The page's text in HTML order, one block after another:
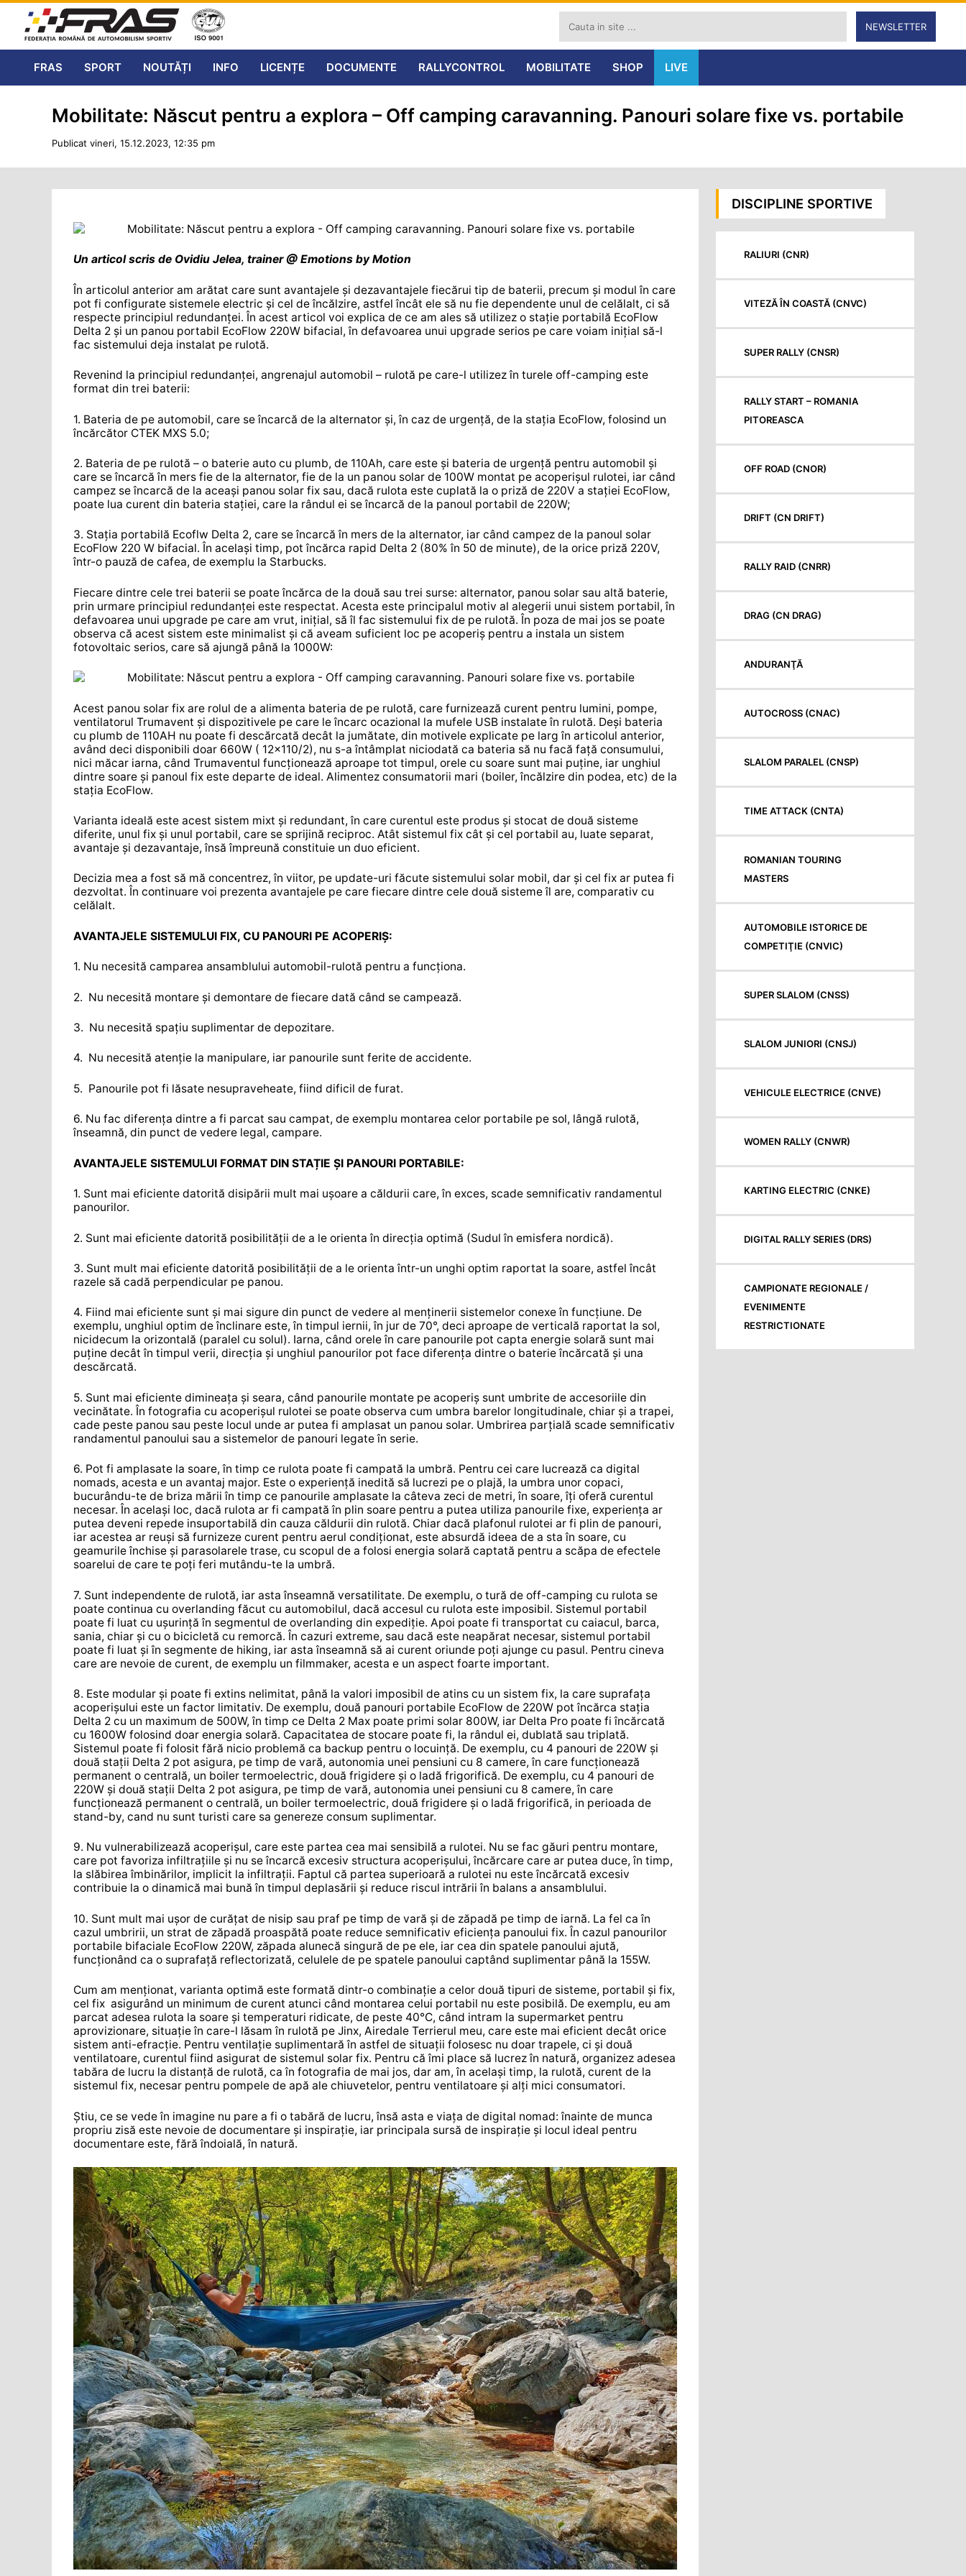
NEWSLETTER
FRAS SPORT NOUTĂȚI INFO LICENȚE DOCUMENTE RALLYCONTROL MOBILITATE SHOP LIVE
Mobilitate: Născut pentru a explora – Off camping caravanning. Panouri solare fixe vs. portabile
Publicat vineri, 15.12.2023, 12:35 pm
Un articol scris de Ovidiu Jelea, trainer @ Emotions by Motion
În articolul anterior am arătat care sunt avantajele și dezavantajele fiecărui tip de baterii, precum și modul în care
pot fi configurate sistemele electric și cel de încălzire, astfel încât ele să nu fie dependente unul de celălalt, ci să
respecte principiul redundanței. În acest articol voi explica de ce am ales să utilizez o stație portabilă EcoFlow
Delta 2 și un panou portabil EcoFlow 220W bifacial, în defavoarea unui upgrade serios pe care voiam inițial să-l
fac sistemului deja instalat pe rulotă.
Revenind la principiul redundanței, angrenajul automobil – rulotă pe care-l utilizez în turele off-camping este
format din trei baterii:
1. Bateria de pe automobil, care se încarcă de la alternator și, în caz de urgență, de la stația EcoFlow, folosind un
încărcător CTEK MXS 5.0;
2. Bateria de pe rulotă – o baterie auto cu plumb, de 110Ah, care este și bateria de urgență pentru automobil și
care se încarcă în mers fie de la alternator, fie de la un panou solar de 100W montat pe acoperișul rulotei, iar când
campez se încarcă de la aceași panou solar fix sau, dacă rulota este cuplată la o priză de 220V a stației EcoFlow,
poate lua curent din bateria stației, care la rândul ei se încarcă de la panoul portabil de 220W;
3. Stația portabilă Ecoflw Delta 2, care se încarcă în mers de la alternator, iar când campez de la panoul solar
EcoFlow 220 W bifacial. În același timp, pot încărca rapid Delta 2 (80% în 50 de minute), de la orice priză 220V,
într-o pauză de cafea, de exemplu la Starbucks.
Fiecare dintre cele trei baterii se poate încărca de la două sau trei surse: alternator, panou solar sau altă baterie,
prin urmare principiul redundanței este respectat. Acesta este principalul motiv al alegerii unui sistem portabil, în
defavoarea unui upgrade pe care am vrut, inițial, să îl fac sistemului fix de pe rulotă. În poza de mai jos se poate
observa că acest sistem este minimalist și că aveam suficient loc pe acoperiș pentru a instala un sistem
fotovoltaic serios, care să ajungă până la 1000W:
Acest panou solar fix are rolul de a alimenta bateria de pe rulotă, care furnizează curent pentru lumini, pompe,
ventilatorul Trumavent și dispozitivele pe care le încarc ocazional la mufele USB instalate în rulotă. Deși bateria
cu plumb de 110AH nu poate fi descărcată decât la jumătate, din motivele explicate pe larg în articolul anterior,
având deci disponibili doar 660W ( 12×110/2), nu s-a întâmplat niciodată ca bateria să nu facă față consumului,
nici măcar iarna, când Trumaventul funcționează aproape tot timpul, orele cu soare sunt mai puține, iar unghiul
dintre soare și panoul fix este departe de ideal. Alimentez consumatorii mari (boiler, încălzire din podea, etc) de la
stația EcoFlow.
Varianta ideală este acest sistem mixt și redundant, în care curentul este produs și stocat de două sisteme
diferite, unul fix și unul portabil, care se sprijină reciproc. Atât sistemul fix cât și cel portabil au, luate separat,
avantaje și dezavantaje, însă împreună constituie un duo eficient.
Decizia mea a fost să mă concentrez, în viitor, pe update-uri făcute sistemului solar mobil, dar și cel fix ar putea fi
dezvoltat. În continuare voi prezenta avantajele pe care fiecare dintre cele două sisteme îl are, comparativ cu
celălalt.
AVANTAJELE SISTEMULUI FIX, CU PANOURI PE ACOPERIȘ:
1. Nu necesită camparea ansamblului automobil-rulotă pentru a funcționa.
2. Nu necesită montare și demontare de fiecare dată când se campează.
3. Nu necesită spațiu suplimentar de depozitare.
4. Nu necesită atenție la manipulare, iar panourile sunt ferite de accidente.
5. Panourile pot fi lăsate nesupraveheate, fiind dificil de furat.
6. Nu fac diferența dintre a fi parcat sau campat, de exemplu montarea celor portabile pe sol, lângă rulotă,
înseamnă, din punct de vedere legal, campare.
AVANTAJELE SISTEMULUI FORMAT DIN STAȚIE ȘI PANOURI PORTABILE:
1. Sunt mai eficiente datorită disipării mult mai ușoare a căldurii care, în exces, scade semnificativ randamentul
panourilor.
2. Sunt mai eficiente datorită posibilității de a le orienta în direcția optimă (Sudul în emisfera nordică).
3. Sunt mult mai eficiente datorită posibilității de a le orienta într-un unghi optim raportat la soare, astfel încât
razele să cadă perpendicular pe panou.
4. Fiind mai eficiente sunt și mai sigure din punct de vedere al menținerii sistemelor conexe în funcțiune. De
exemplu, unghiul optim de înclinare este, în timpul iernii, în jur de 70°, deci aproape de verticală raportat la sol,
nicidecum la orizontală (paralel cu solul). Iarna, când orele în care panourile pot capta energie solară sunt mai
puține decât în timpul verii, direcția și unghiul panourilor pot face diferența dintre o baterie încărcată și una
descărcată.
5. Sunt mai eficiente dimineața și seara, când panourile montate pe acoperiș sunt umbrite de accesoriile din
vecinătate. În fotografia cu acoperișul rulotei se poate observa cum umbra barelor longitudinale, chiar și a trapei,
cade peste panou sau peste locul unde ar putea fi amplasat un panou solar. Umbrirea parțială scade semnificativ
randamentul panoului sau a sistemelor de panouri legate în serie.
6. Pot fi amplasate la soare, în timp ce rulota poate fi campată la umbră. Pentru cei care lucrează ca digital
nomads, acesta e un avantaj major. Este o experiență inedită să lucrezi pe o plajă, la umbra unor copaci,
bucurându-te de briza mării în timp ce panourile amplasate la câteva zeci de metri, în soare, îți oferă curentul
necesar. În același loc, dacă rulota ar fi campată în plin soare pentru a putea utiliza panourile fixe, experiența ar
putea deveni repede insuportabilă din cauza căldurii din rulotă. Chiar dacă plafonul rulotei ar fi plin de panouri,
iar acestea ar reuși să furnizeze curent pentru aerul condiționat, este absurdă ideea de a sta în soare, cu
geamurile închise și parasolarele trase, cu scopul de a folosi energia solară captată pentru a scăpa de efectele
soarelui de care te poți feri mutându-te la umbră.
7. Sunt independente de rulotă, iar asta înseamnă versatilitate. De exemplu, o tură de off-camping cu rulota se
poate continua cu overlanding făcut cu automobilul, dacă accesul cu rulota este imposibil. Sistemul portabil
poate fi luat cu ușurință în segmentul de overlanding din expediție. Apoi poate fi transportat cu caiacul, barca,
sania, chiar și cu o bicicletă cu remorcă. În cazuri extreme, sau dacă este neapărat necesar, sistemul portabil
poate fi luat și în segmente de hiking, iar asta înseamnă să ai curent oriunde poți ajunge cu pasul. Pentru cineva
care are nevoie de curent, de exemplu un filmmaker, acesta e un aspect foarte important.
8. Este modular și poate fi extins nelimitat, până la valori imposibil de atins cu un sistem fix, la care suprafața
acoperișului este un factor limitativ. De exemplu, două panouri portabile EcoFlow de 220W pot încărca stația
Delta 2 cu un maximum de 500W, în timp ce Delta 2 Max poate primi solar 800W, iar Delta Pro poate fi încărcată
cu 1600W folosind doar energia solară. Capacitatea de stocare poate fi, la rândul ei, dublată sau triplată.
Sistemul poate fi folosit fără nicio problemă ca backup pentru o locuință. De exemplu, cu 4 panouri de 220W și
două stații Delta 2 pot asigura, pe timp de vară, autonomia unei pensiuni cu 8 camere, în care funcționează
permanent o centrală, un boiler termoelectric, două frigidere și o ladă frigorifică. De exemplu, cu 4 panouri de
220W și două stații Delta 2 pot asigura, pe timp de vară, autonomia unei pensiuni cu 8 camere, în care
funcționează permanent o centrală, un boiler termoelectric, două frigidere și o ladă frigorifică, in perioada de
stand-by, cand nu sunt turisti care sa genereze consum suplimentar.
9. Nu vulnerabilizează acoperișul, care este partea cea mai sensibilă a rulotei. Nu se fac găuri pentru montare,
care pot favoriza infiltrațiile și nu se încarcă excesiv structura acoperișului, încărcare care ar putea duce, în timp,
la slăbirea îmbinărilor, implicit la infiltrații. Faptul că partea superioară a rulotei nu este încărcată excesiv
contribuie la o dinamică mai bună în timpul deplasării și reduce riscul intrării în balans a ansamblului.
10. Sunt mult mai ușor de curățat de nisip sau praf pe timp de vară și de zăpadă pe timp de iarnă. La fel ca în
cazul umbririi, un strat de zăpadă proaspătă poate reduce semnificativ eficiența panoului fix. În cazul panourilor
portabile bifaciale EcoFlow 220W, zăpada alunecă singură de pe ele, iar cea din spatele panoului ajută,
funcționând ca o suprafață reflectorizată, celulele de pe spatele panoului captând suplimentar până la 155W.
Cum am menționat, varianta optimă este formată dintr-o combinație a celor două tipuri de sisteme, portabil și fix,
cel fix asigurând un minimum de curent atunci când montarea celui portabil nu este posibilă. De exemplu, eu am
parcat adesea rulota la soare și temperaturi ridicate, de peste 40°C, când intram la supermarket pentru
aprovizionare, situație în care-l lăsam în rulotă pe Jinx, Airedale Terrierul meu, care este mai eficient decât orice
sistem anti-efracție. Pentru ventilație suplimentară în astfel de situații folosesc nu doar trapele, ci și două
ventilatoare, curentul fiind asigurat de sistemul solar fix. Pentru că îmi place să lucrez în natură, organizez adesea
tabăra de lucru la distanță de rulotă, ca în fotografia de mai jos, dar am, în același timp, la rulotă, curent de la
sistemul fix, necesar pentru pompele de apă ale chiuvetelor, pentru ventilatoare și alți mici consumatori.
Știu, ce se vede în imagine nu pare a fi o tabără de lucru, însă asta e viața de digital nomad: înainte de munca
propriu zisă este nevoie de documentare și inspirație, iar principala sursă de inspirație și locul ideal pentru
documentare este, fără îndoială, în natură.
DISCIPLINE SPORTIVE
RALIURI (CNR)
VITEZĂ ÎN COASTĂ (CNVC)
SUPER RALLY (CNSR)
RALLY START – ROMANIA
PITOREASCA
OFF ROAD (CNOR)
DRIFT (CN DRIFT)
RALLY RAID (CNRR)
DRAG (CN DRAG)
ANDURANŢĂ
AUTOCROSS (CNAC)
SLALOM PARALEL (CNSP)
TIME ATTACK (CNTA)
ROMANIAN TOURING
MASTERS
AUTOMOBILE ISTORICE DE
COMPETIŢIE (CNVIC)
SUPER SLALOM (CNSS)
SLALOM JUNIORI (CNSJ)
VEHICULE ELECTRICE (CNVE)
WOMEN RALLY (CNWR)
KARTING ELECTRIC (CNKE)
DIGITAL RALLY SERIES (DRS)
CAMPIONATE REGIONALE /
EVENIMENTE
RESTRICTIONATE